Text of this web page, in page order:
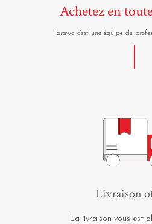
Achetez en
Tarawa c'est une équipe de
Livraison
La livraison vous est